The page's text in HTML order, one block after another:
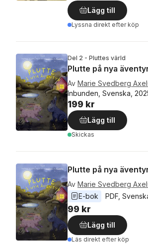
Lägg till
Lyssna direkt efter köp
Del 2 - Pluttes värld
Plutte på nya
Av Marie Svedberg
Inbunden, Svenska,
199 kr
Lägg till
Skickas
Plutte på nya
Av Marie Svedberg
E-bok
PDF
99 kr
Lägg till
Läs direkt efter köp